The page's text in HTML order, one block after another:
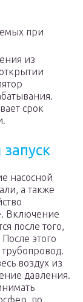
при
из
срок
насосной
а также
Включение
после того,
этого
воздух из
давления.
по